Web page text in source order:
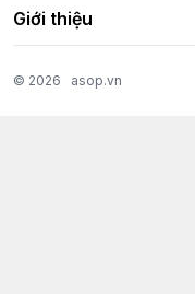
Giới thiệu
© 2026 asop.vn